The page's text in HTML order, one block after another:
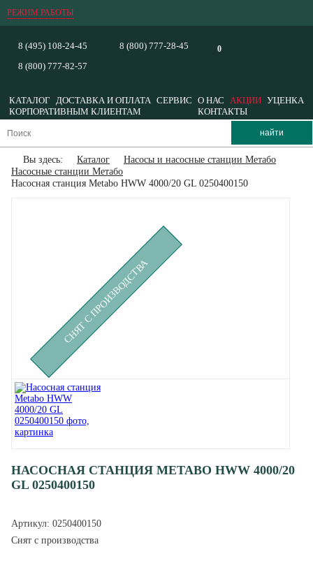
РЕЖИМ РАБОТЫ
0
8 (495) 108-24-45
8 (800) 777-82-57
8 (800) 777-28-45
КАТАЛОГ ДОСТАВКА И ОПЛАТА СЕРВИС О НАС АКЦИИ УЦЕНКА
КОРПОРАТИВНЫМ КЛИЕНТАМ
КОНТАКТЫ
Вы здесь: Каталог
Насосы и насосные станции Метабо
Насосные станции Метабо
Насосная станция Metabo HWW 4000/20 GL 0250400150
СНЯТ С ПРОИЗВОДСТВА
НАСОСНАЯ СТАНЦИЯ METABO HWW 4000/20
GL 0250400150
Артикул: 0250400150
Снят с производства